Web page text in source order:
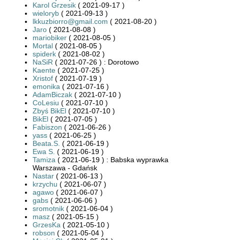
Karol Grzesik ( 2021-09-17 )
wieloryb ( 2021-09-13 )
lkkuzbiorro@gmail.com ( 2021-08-20 )
Jaro ( 2021-08-08 )
mariobiker ( 2021-08-05 )
Mortal ( 2021-08-05 )
spiderk ( 2021-08-02 )
NaSiR ( 2021-07-26 ) : Dorotowo
Kaente ( 2021-07-25 )
Xristof ( 2021-07-19 )
emonika ( 2021-07-16 )
AdamBiczak ( 2021-07-10 )
CoLesiu ( 2021-07-10 )
Zbyś BikEl ( 2021-07-10 )
BikEl ( 2021-07-05 )
Fabiszon ( 2021-06-26 )
yass ( 2021-06-25 )
Beata.S. ( 2021-06-19 )
Ewa S. ( 2021-06-19 )
Tamiza ( 2021-06-19 ) : Babska wyprawka
Warszawa - Gdańsk
Nastar ( 2021-06-13 )
krzychu ( 2021-06-07 )
agawo ( 2021-06-07 )
gabs ( 2021-06-06 )
sromotnik ( 2021-06-04 )
masz ( 2021-05-15 )
GrzesKa ( 2021-05-10 )
robson ( 2021-05-04 )